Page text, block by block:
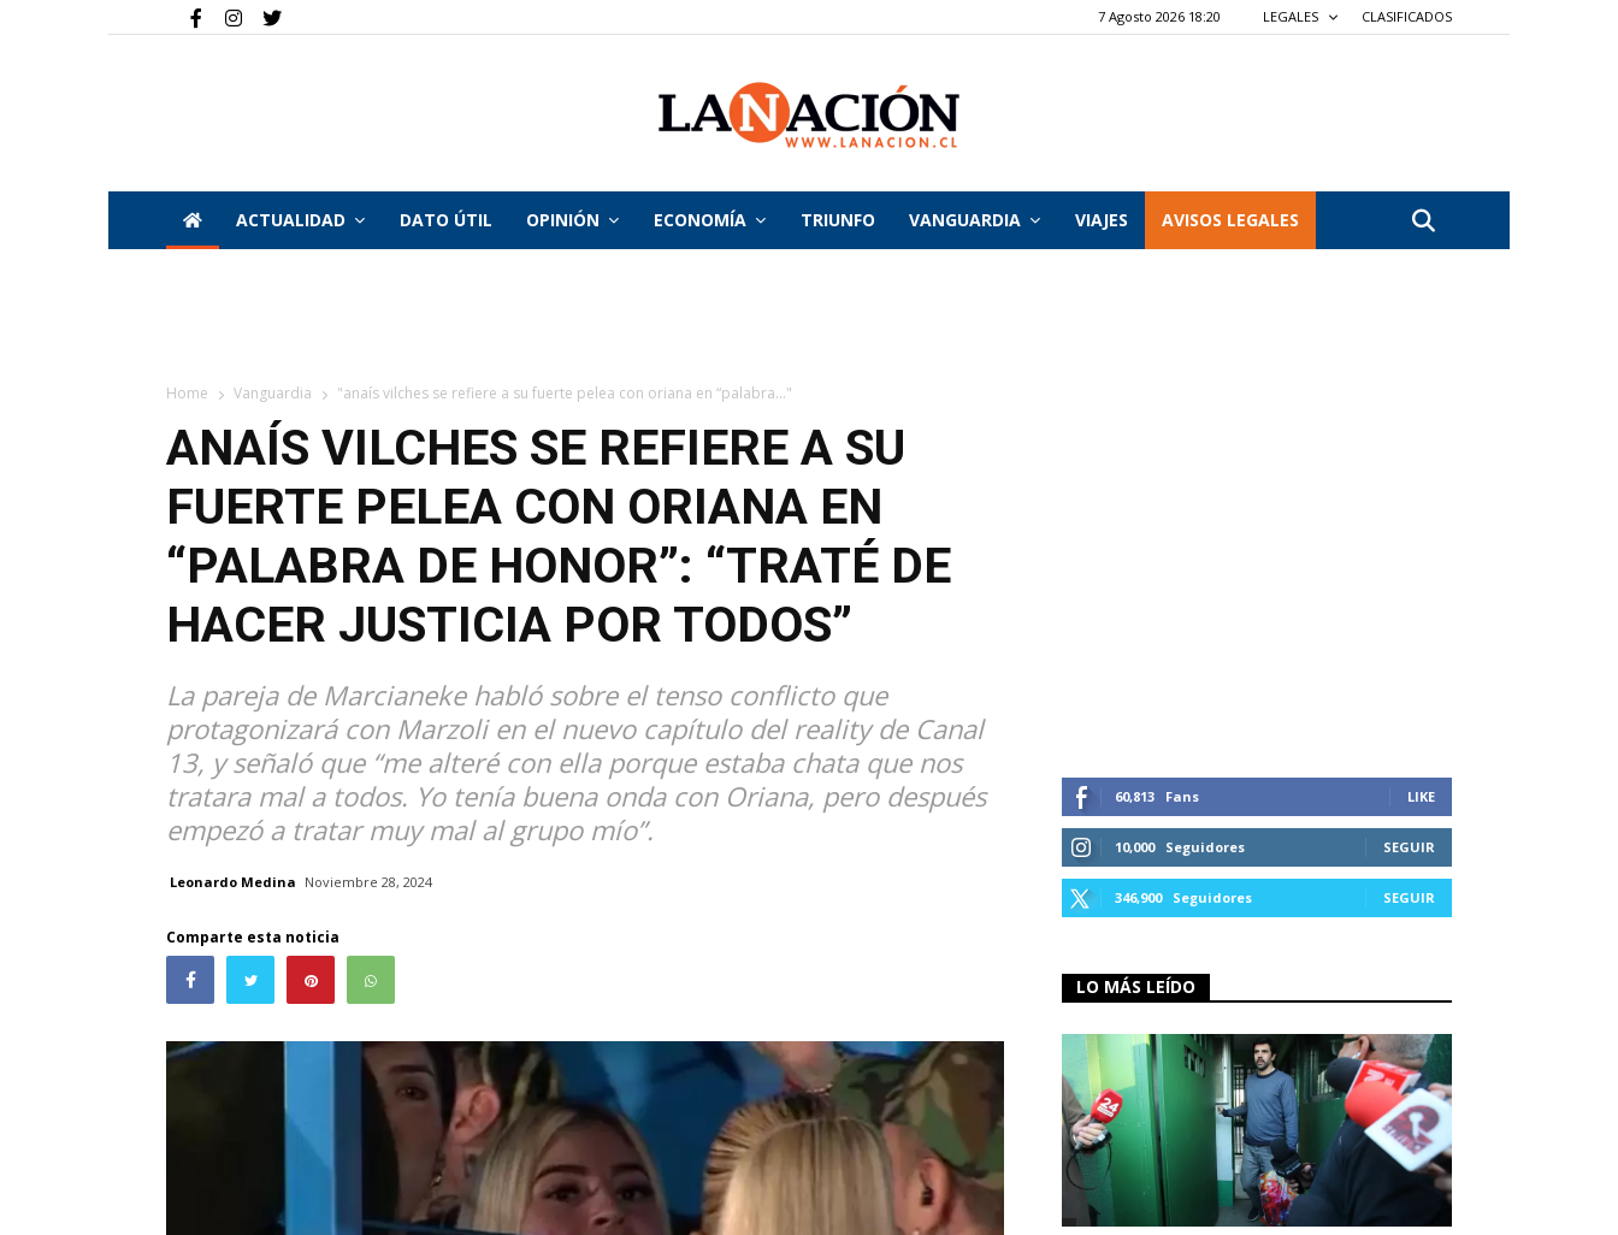
7 Agosto 2026 18:20 LEGALES CLASIFICADOS
La
ACTUALIDAD DATO ÚTIL OPINIÓN ECONOMÍA TRIUNFO VANGUARDIA VIAJES AVISOS LEGALES
Home Vanguardia "anaís vilches se refiere a su fuerte pelea con oriana en “palabra..."
ANAÍS VILCHES SE REFIERE A SU
FUERTE PELEA CON ORIANA EN
“PALABRA DE HONOR”: “TRATÉ DE
HACER JUSTICIA POR TODOS”
La pareja de Marcianeke habló sobre el tenso conflicto que
protagonizará con Marzoli en el nuevo capítulo del reality de Canal
13, y señaló que “me alteré con ella porque estaba chata que nos
tratara mal a todos. Yo tenía buena onda con Oriana, pero después
empezó a tratar muy mal al grupo mío”.
Leonardo Medina Noviembre 28, 2024
Comparte esta noticia
60,813 Fans LIKE
10,000 Seguidores SEGUIR
346,900 Seguidores SEGUIR
LO MÁS LEÍDO